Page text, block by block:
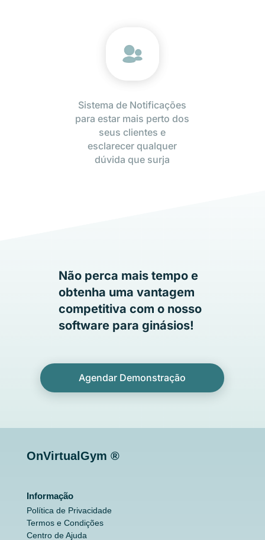
Sistema de Notificações
para estar mais perto dos
seus clientes e
esclarecer qualquer
dúvida que surja
Não perca mais tempo e
obtenha uma vantagem
competitiva com o nosso
software para ginásios!
Agendar Demonstração
OnVirtualGym ®
Informação
Política de Privacidade
Termos e Condições
Centro de Ajuda